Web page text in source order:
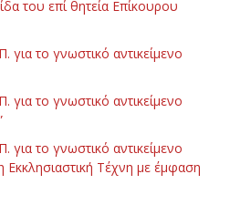
του επί θητεία Επίκουρου
το γνωστικό αντικείμενο
το γνωστικό αντικείμενο
το γνωστικό αντικείμενο
Εκκλησιαστική Τέχνη με έμφαση